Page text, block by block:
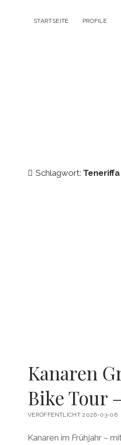
STARTSEITE PROFILE
Schlagwort: Teneriffa
Kanaren
Bike Tour
VERÖFFENTLICHT 2026-03-06
Kanaren im Frühjahr –